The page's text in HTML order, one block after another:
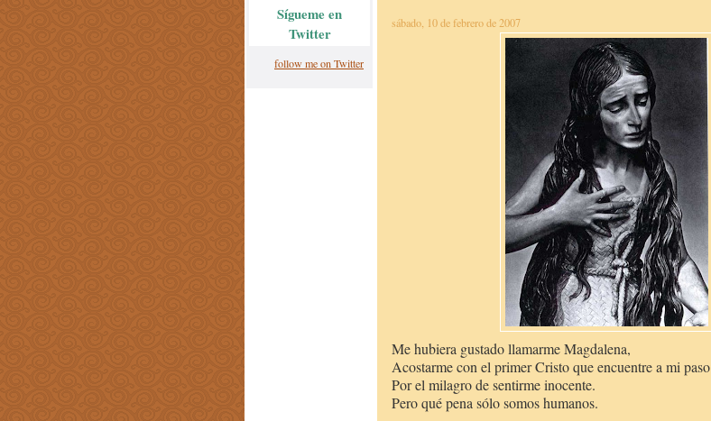
Sígueme en
Twitter
follow me on Twitter
sábado, 10 de febrero de 2007
Me hubiera gustado llamarme Magdalena,
Acostarme con el primer Cristo que encuentre a mi paso
Por el milagro de sentirme inocente.
Pero qué pena sólo somos humanos.